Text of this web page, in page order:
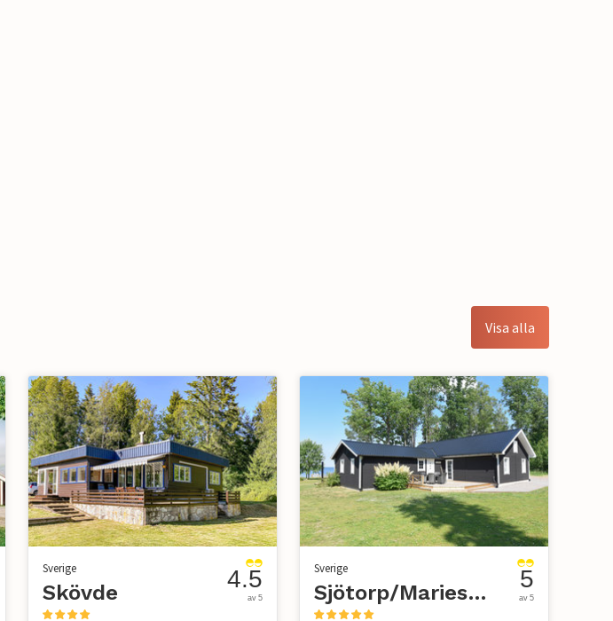
Visa alla
Sverige
Skövde 4.5
av 5
Sverige
Sjötorp/Mariestad 5
av 5